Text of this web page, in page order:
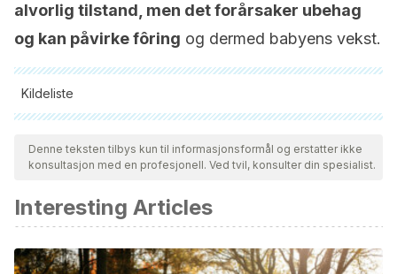
alvorlig tilstand, men det forårsaker ubehag
og kan påvirke fôring og dermed babyens vekst.
Kildeliste
Alle siterte kilder ble grundig gjennomgått av teamet vårt for å
sikre deres kvalitet, pålitelighet, aktualitet og validitet.
Bibliografien i denne artikkelen ble betraktet som pålitelig og
Milman, N. (2012). Fisiopatología e impacto de la
deficiencia de hierro y la anemia en las mujeres gestantes
Denne teksten tilbys kun til informasjonsformål og erstatter ikke
konsultasjon med en profesjonell. Ved tvil, konsulter din spesialist.
Interesting Articles